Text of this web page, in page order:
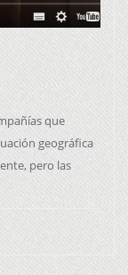
que
geográfica
pero las